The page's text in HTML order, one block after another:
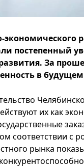
постепенный
За
в
их как
соответствии с
рынка